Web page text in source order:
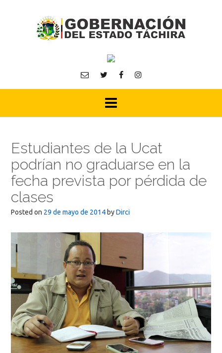
Estudiantes de la Ucat
podrían no graduarse en la
fecha prevista por pérdida de
clases
Posted on 29 de mayo de 2014 byDirci